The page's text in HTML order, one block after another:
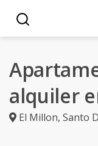
alquiler
El Millon, Santo